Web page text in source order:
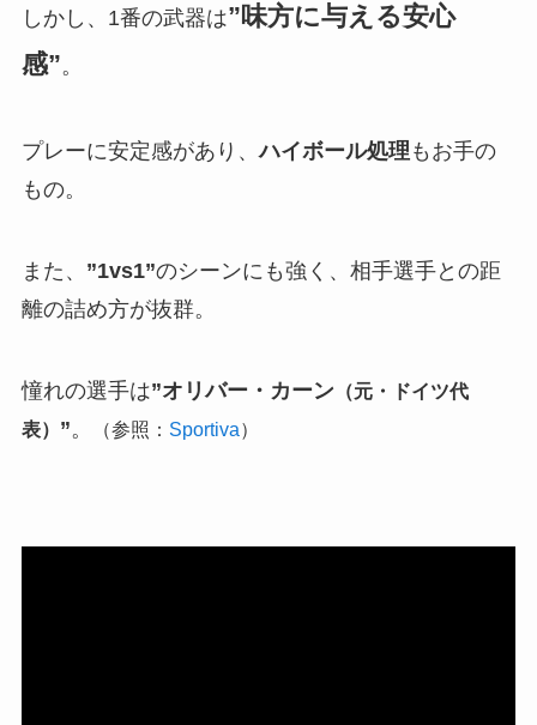
しかし、1番の武器は”味方に与える安心
感”。
プレーに安定感があり、ハイボール処理 もお手の
もの。
また、 ”1vs1”のシーンにも強く、相手選手との距
離の詰め方が抜群。
憧れの選手は”オリバー・カーン（元・ドイツ代
表） ”。 （参照： Sportiva）